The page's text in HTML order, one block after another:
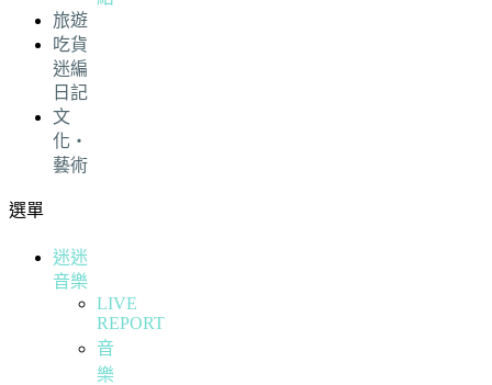
旅遊
吃貨
迷編
日記
文
化・
藝術
選單
迷迷
音樂
LIVE
REPORT
音
樂